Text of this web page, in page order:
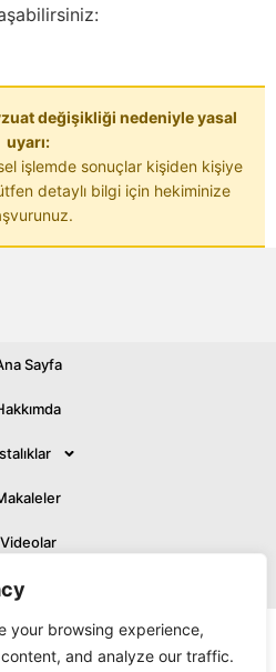
your browsing experience,
and analyze our traffic.
değişikliği nedeniyle yasal
uyarı:
işlemde sonuçlar kişiden kişiye
detaylı bilgi için hekiminize
Sayfa
Videolar
İletişim
smartmoves .agency